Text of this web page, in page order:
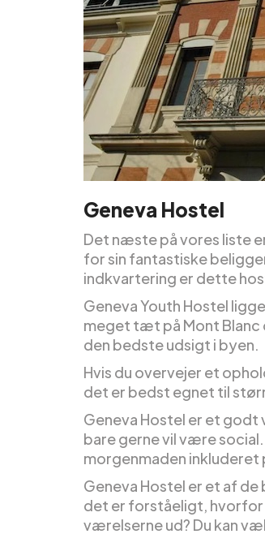
Geneva Hostel
Det næste på vores liste
for sin fantastiske
indkvartering er dette
Geneva Youth Hostel
meget tæt på Mont Blanc
den bedste udsigt i byen.
Hvis du overvejer et
det er bedst egnet til
Geneva Hostel er et godt
bare gerne vil være
morgenmaden
Geneva Hostel er et af
det er forståeligt, hvorfor
værelserne ud? Du kan